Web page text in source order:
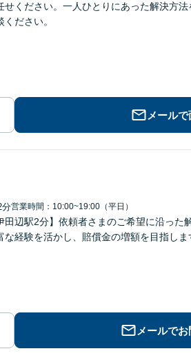
ください。一人ひとりにあった解決方
ださい。
メール
分営業時間：10:00~19:00（平日）
田辺駅2分】依頼者さまのご希望に沿っ
経験を活かし、賠償金の増額を目指し
メールで